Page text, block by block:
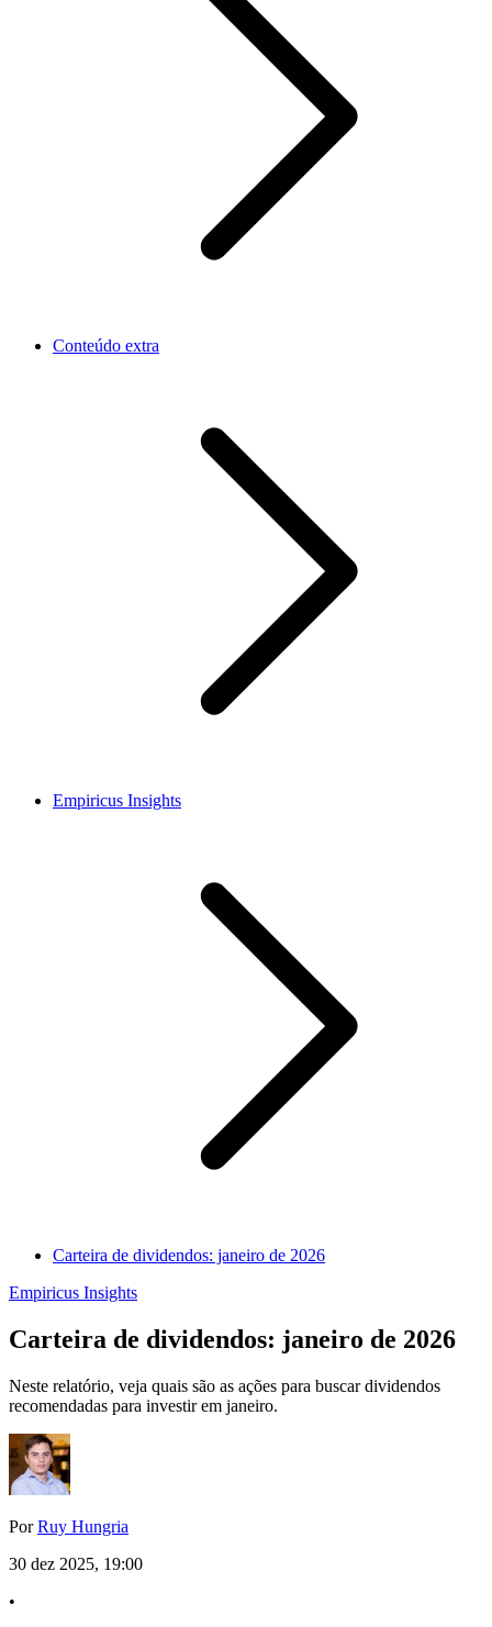
Conteúdo extra
Empiricus Insights
Carteira de dividendos: janeiro de 2026
Empiricus Insights
Carteira de dividendos: janeiro de 2026
Neste relatório, veja quais são as ações para buscar dividendos
recomendadas para investir em janeiro.
PorRuy Hungria
30 dez 2025, 19:00
•